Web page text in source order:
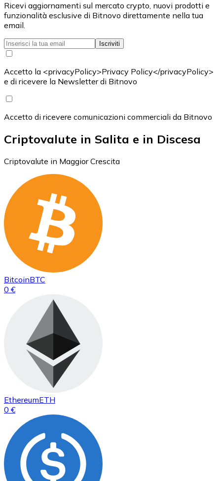
Ricevi aggiornamenti sul mercato crypto, nuovi prodotti e
funzionalità esclusive di Bitnovo direttamente nella tua
email.
Iscriviti
Accetto la <privacyPolicy>Privacy Policy</privacyPolicy>
e di ricevere la Newsletter di Bitnovo
Accetto di ricevere comunicazioni commerciali da Bitnovo
Criptovalute in Salita e in Discesa
Criptovalute in Maggior Crescita
BitcoinBTC
0 €
EthereumETH
0 €